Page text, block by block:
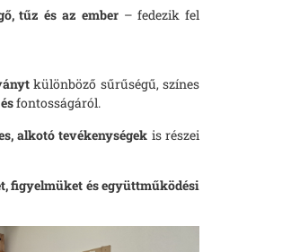
tűz és az ember– fedezik fel
különböző sűrűségű, színes
fontosságáról.
alkotó tevékenységek is részei
figyelmüket és együttműködési